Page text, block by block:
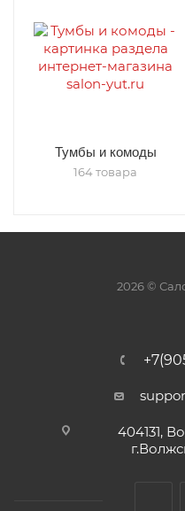
Тумбы и комоды
164 товара
2026 ©
404131,